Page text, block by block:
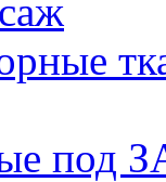
под